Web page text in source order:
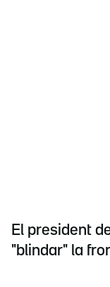
El president
"blindar" la